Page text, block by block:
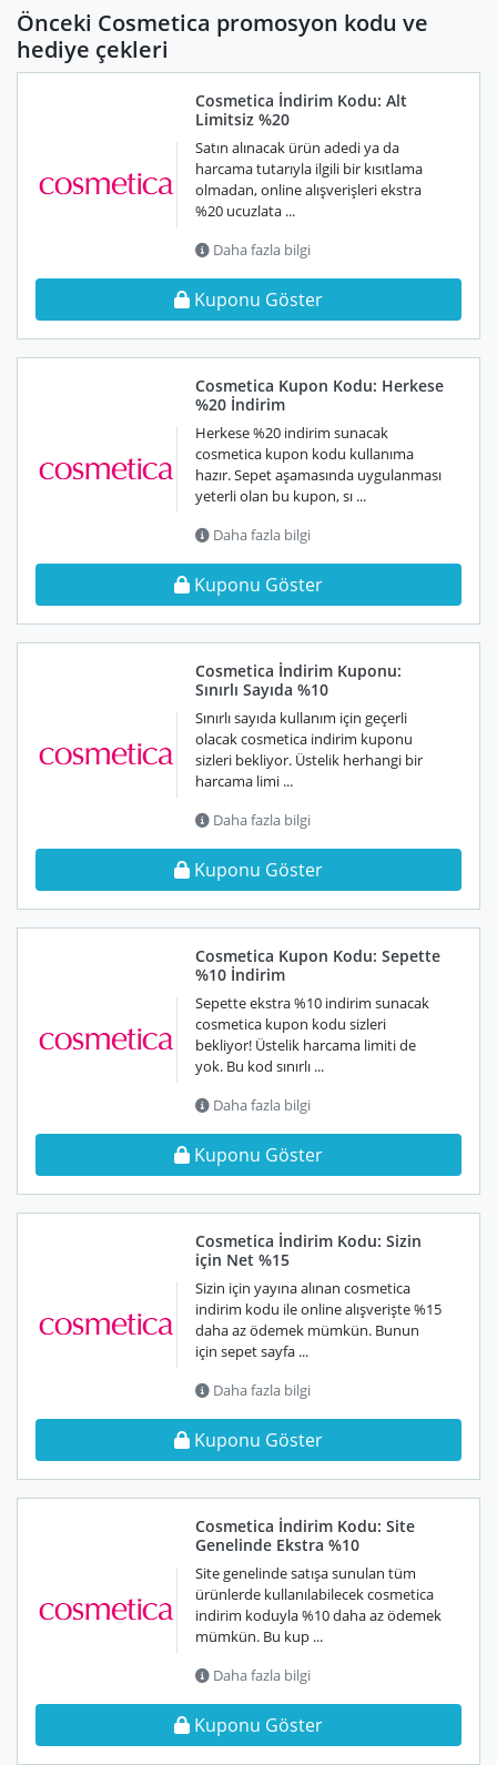
Önceki Cosmetica promosyon kodu ve
hediye çekleri
Cosmetica İndirim Kodu: Alt
Limitsiz %20
Satın alınacak ürün adedi ya da
harcama tutarıyla ilgili bir kısıtlama
olmadan, online alışverişleri ekstra
%20 ucuzlata ...
Daha fazla bilgi
Kuponu Göster
Cosmetica Kupon Kodu: Herkese
%20 İndirim
Herkese %20 indirim sunacak
cosmetica kupon kodu kullanıma
hazır. Sepet aşamasında uygulanması
yeterli olan bu kupon, sı ...
Daha fazla bilgi
Kuponu Göster
Cosmetica İndirim Kuponu:
Sınırlı Sayıda %10
Sınırlı sayıda kullanım için geçerli
olacak cosmetica indirim kuponu
sizleri bekliyor. Üstelik herhangi bir
harcama limi ...
Daha fazla bilgi
Kuponu Göster
Cosmetica Kupon Kodu: Sepette
%10 İndirim
Sepette ekstra %10 indirim sunacak
cosmetica kupon kodu sizleri
bekliyor! Üstelik harcama limiti de
yok. Bu kod sınırlı ...
Daha fazla bilgi
Kuponu Göster
Cosmetica İndirim Kodu: Sizin
için Net %15
Sizin için yayına alınan cosmetica
indirim kodu ile online alışverişte %15
daha az ödemek mümkün. Bunun
için sepet sayfa ...
Daha fazla bilgi
Kuponu Göster
Cosmetica İndirim Kodu: Site
Genelinde Ekstra %10
Site genelinde satışa sunulan tüm
ürünlerde kullanılabilecek cosmetica
indirim koduyla %10 daha az ödemek
mümkün. Bu kup ...
Daha fazla bilgi
Kuponu Göster